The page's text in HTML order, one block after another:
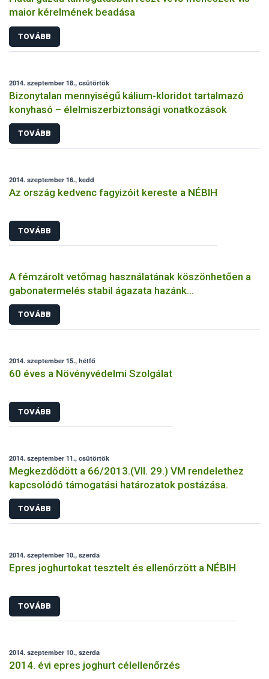
maior kérelmének beadása
TOVÁBB
2014. szeptember 18., csütörtök
Bizonytalan mennyiségű kálium-kloridot tartalmazó
konyhasó – élelmiszerbiztonsági vonatkozások
TOVÁBB
2014. szeptember 16., kedd
Az ország kedvenc fagyizóit kereste a NÉBIH
TOVÁBB
A fémzárolt vetőmag használatának köszönhetően a
gabonatermelés stabil ágazata hazánk
mezőgazdaságának
TOVÁBB
2014. szeptember 15., hétfő
60 éves a Növényvédelmi Szolgálat
TOVÁBB
2014. szeptember 11., csütörtök
Megkezdődött a 66/2013.(VII. 29.) VM rendelethez
kapcsolódó támogatási határozatok postázása.
TOVÁBB
2014. szeptember 10., szerda
Epres joghurtokat tesztelt és ellenőrzött a NÉBIH
TOVÁBB
2014. szeptember 10., szerda
2014. évi epres joghurt célellenőrzés